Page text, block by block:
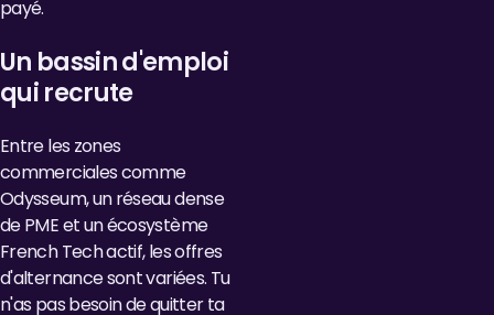
payé.
Un bassin d'emploi
qui recrute
Entre les zones
commerciales comme
Odysseum, un réseau dense
de PME et un écosystème
French Tech actif, les offres
d'alternance sont variées. Tu
n'as pas besoin de quitter ta